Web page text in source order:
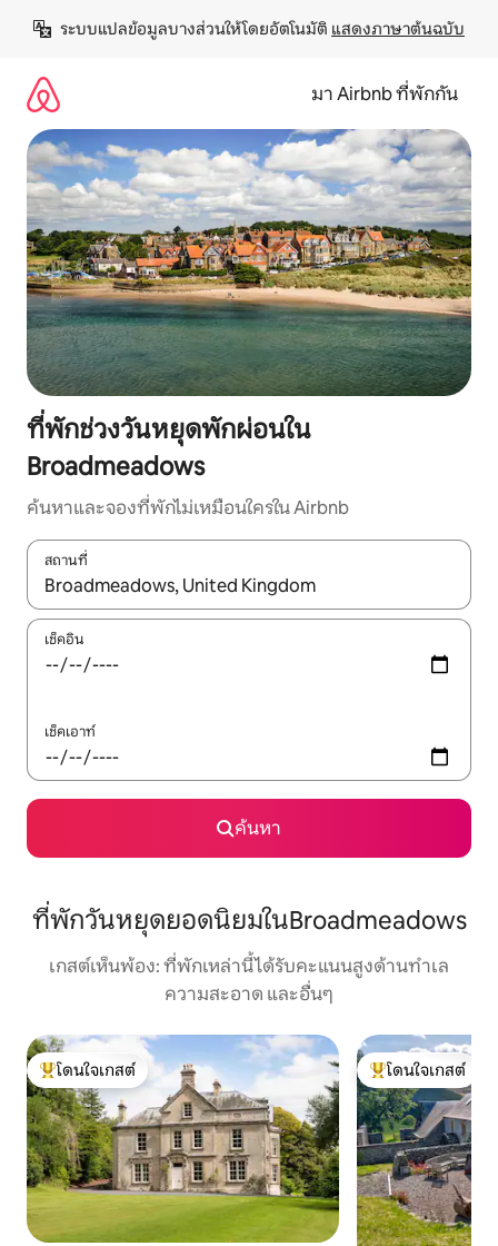
เนื้อหา
ระบบแปลข้อมูลบางส่วนให้โดยอัตโนมัติ แสดงภาษาต้นฉบับ
มา Airbnb ที่พักกัน
ที่พักช่วงวันหยุดพักผ่อนใน
Broadmeadows
ค้นหาและจองที่พักไม่เหมือนใครใน Airbnb
สถานที่
ใช้ลูกศรขึ้นลง หรือใช้การสัมผัสหรือปัด เพื่อสำรวจผลการค้นหา
เช็คอิน
เช็คเอาท์
ค้นหา
ที่พักวันหยุดยอดนิยมในBroadmeadows
เกสต์เห็นพ้อง: ที่พักเหล่านี้ได้รับคะแนนสูงด้านทำเล
ความสะอาด และอื่นๆ
โดนใจเกสต์ที่สุด
โดนใจเกสต์
โดนใจเกสต์ที่สุด
โดนใจเกสต์